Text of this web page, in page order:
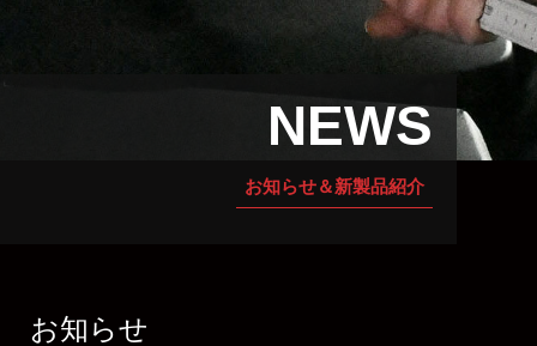
NEWS
お知らせ＆新製品紹介
お知らせ